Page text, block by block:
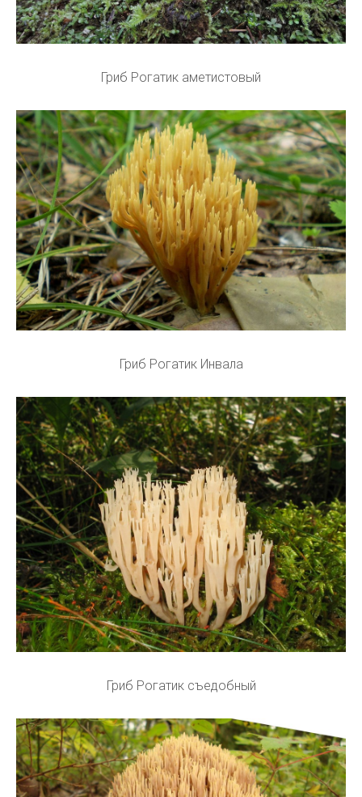
Гриб Рогатик аметистовый
Гриб Рогатик Инвала
Гриб Рогатик съедобный